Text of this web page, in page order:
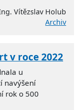
Vítězslav Holub
Archiv
v roce 2022
u
navýšení
rok o 500